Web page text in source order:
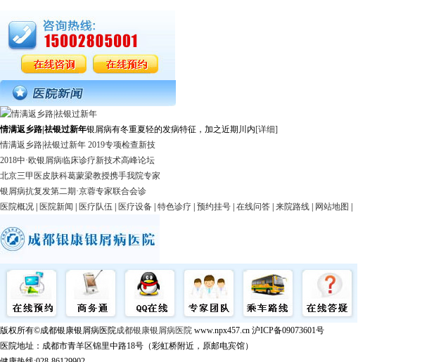
情满返乡路|祛银过新年银屑病有冬重夏轻的发病特征，加之近期川内[详细]
情满返乡路|祛银过新年 2019专项检查新技
2018中·欧银屑病临床诊疗新技术高峰论坛
北京三甲医皮肤科葛蒙梁教授携手我院专家
银屑病抗复发第二期·京蓉专家联合会诊
医院概况
医院新闻 医疗队伍 医疗设备 特色诊疗 预约挂号 在线问答 来院路线 网站地图
版权所有©成都银康银屑病医院成都银康银屑病医院 www.npx457.cn 沪ICP备09073601号
医院地址：成都市青羊区锦里中路18号（彩虹桥附近，原邮电宾馆）